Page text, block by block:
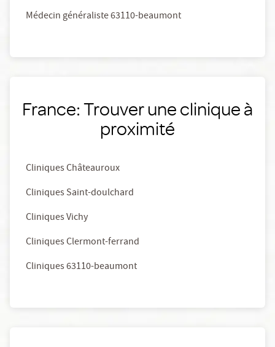
Médecin généraliste 63110-beaumont
France: Trouver une clinique à
proximité
Cliniques Châteauroux
Cliniques Saint-doulchard
Cliniques Vichy
Cliniques Clermont-ferrand
Cliniques 63110-beaumont